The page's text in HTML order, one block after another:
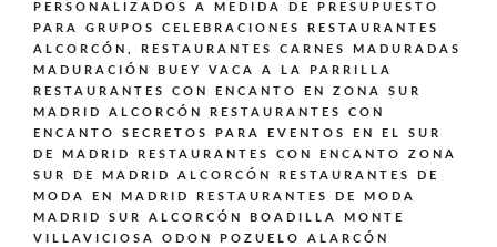
PERSONALIZADOS A MEDIDA DE PRESUPUESTO
PARA GRUPOS CELEBRACIONES
RESTAURANTES
ALCORCÓN,
RESTAURANTES CARNES MADURADAS
MADURACIÓN BUEY VACA A LA PARRILLA
RESTAURANTES CON ENCANTO EN ZONA SUR
MADRID ALCORCÓN
RESTAURANTES CON
ENCANTO SECRETOS PARA EVENTOS EN EL SUR
DE MADRID
RESTAURANTES CON ENCANTO ZONA
SUR DE MADRID ALCORCÓN
RESTAURANTES DE
MODA EN MADRID
RESTAURANTES DE MODA
MADRID SUR ALCORCÓN BOADILLA MONTE
VILLAVICIOSA ODON POZUELO ALARCÓN